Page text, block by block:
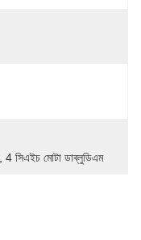
4 সিএইচ মোটা ডাব্লুডিএম